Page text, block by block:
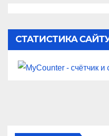
СТАТИСТИКА